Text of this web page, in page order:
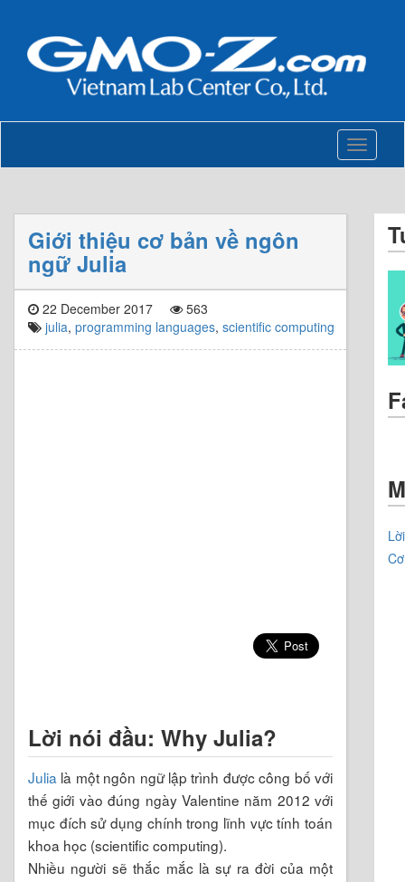
Toggle
Giới thiệu cơ bản về ngôn
ngữ Julia
22 December 2017
563
julia, programming languages, scientific computing
Lời nói đầu: Why Julia?
Julia là một ngôn ngữ lập trình được công bố với
thế giới vào đúng ngày Valentine năm 2012 với
mục đích sử dụng chính trong lĩnh vực tính toán
khoa học (scientific computing).
Nhiều người sẽ thắc mắc là sự ra đời của một